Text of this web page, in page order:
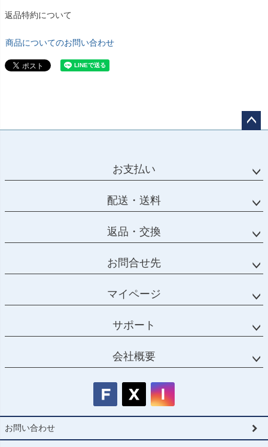
返品特約について
商品についてのお問い合わせ
お支払い
配送・送料
返品・交換
お問合せ先
マイページ
サポート
会社概要
お問い合わせ